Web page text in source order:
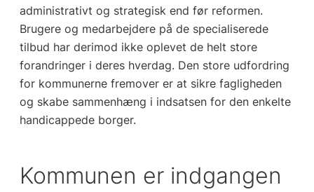
administrativt og strategisk end før reformen.
Brugere og medarbejdere på de specialiserede
tilbud har derimod ikke oplevet de helt store
forandringer i deres hverdag. Den store udfordring
for kommunerne fremover er at sikre fagligheden
og skabe sammenhæng i indsatsen for den enkelte
handicappede borger.
Kommunen er indgangen